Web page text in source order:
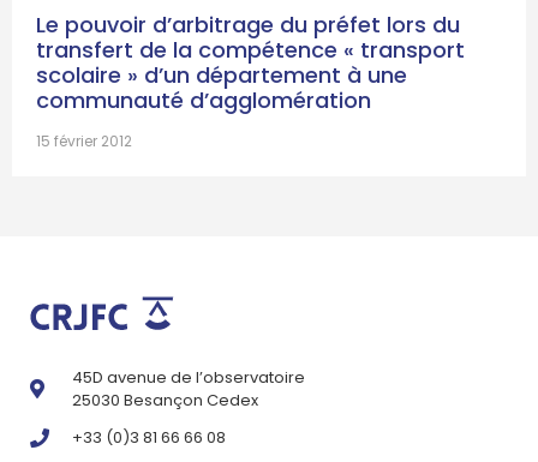
Le pouvoir d’arbitrage du préfet lors du
transfert de la compétence « transport
scolaire » d’un département à une
communauté d’agglomération
15 février 2012
45D avenue de l’observatoire
25030 Besançon Cedex
+33 (0)3 81 66 66 08